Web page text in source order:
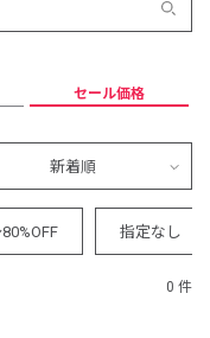
セール価格
新着順
指定なし
0 件